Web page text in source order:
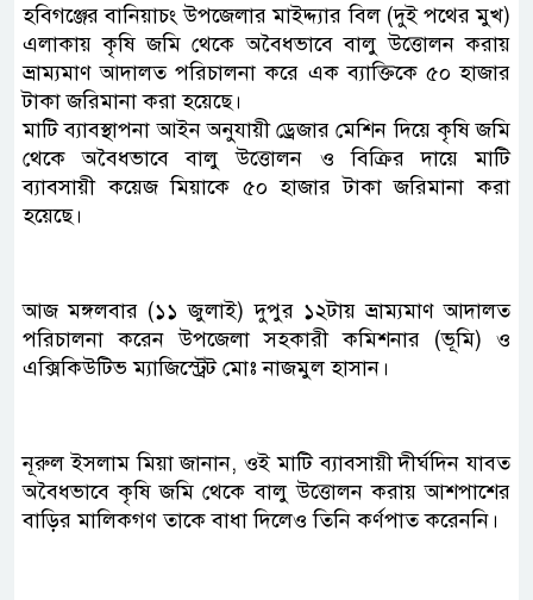
হবিগঞ্জের বানিয়াচং উপজেলার মাইদ্দ্যার বিল (দুই পথের মুখ)
এলাকায় কৃষি জমি থেকে অবৈধভাবে বালু উত্তোলন করায়
ভ্রাম্যমাণ আদালত পরিচালনা করে এক ব্যাক্তিকে ৫০ হাজার
টাকা জরিমানা করা হয়েছে।
মাটি ব্যাবস্থাপনা আইন অনুযায়ী ড্রেজার মেশিন দিয়ে কৃষি জমি
থেকে অবৈধভাবে বালু উত্তোলন ও বিক্রির দায়ে মাটি
ব্যাবসায়ী কয়েজ মিয়াকে ৫০ হাজার টাকা জরিমানা করা
হয়েছে।
আজ মঙ্গলবার (১১ জুলাই) দুপুর ১২টায় ভ্রাম্যমাণ আদালত
পরিচালনা করেন উপজেলা সহকারী কমিশনার (ভূমি) ও
এক্সিকিউটিভ ম্যাজিস্ট্রেট মোঃ নাজমুল হাসান।
নূরুল ইসলাম মিয়া জানান, ওই মাটি ব্যাবসায়ী দীর্ঘদিন যাবত
অবৈধভাবে কৃষি জমি থেকে বালু উত্তোলন করায় আশপাশের
বাড়ির মালিকগণ তাকে বাধা দিলেও তিনি কর্ণপাত করেননি।